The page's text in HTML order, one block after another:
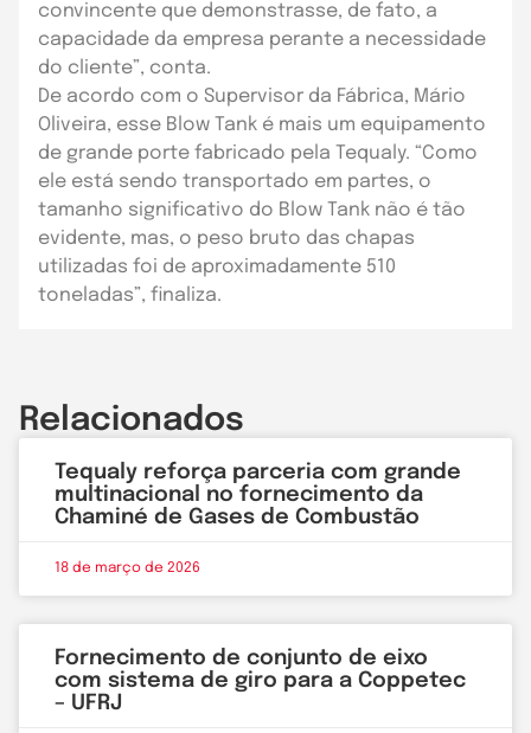
convincente que demonstrasse, de fato, a
capacidade da empresa perante a necessidade
do cliente”, conta.
De acordo com o Supervisor da Fábrica, Mário
Oliveira, esse Blow Tank é mais um equipamento
de grande porte fabricado pela Tequaly. “Como
ele está sendo transportado em partes, o
tamanho significativo do Blow Tank não é tão
evidente, mas, o peso bruto das chapas
utilizadas foi de aproximadamente 510
toneladas”, finaliza.
Relacionados
Tequaly reforça parceria com grande
multinacional no fornecimento da
Chaminé de Gases de Combustão
18 de março de 2026
Fornecimento de conjunto de eixo
com sistema de giro para a Coppetec
– UFRJ